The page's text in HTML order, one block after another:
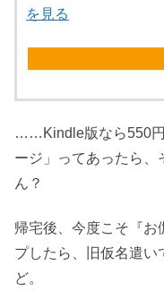
を見る
……Kindle版なら550円
ージ」ってあったら、
ん？
帰宅後、今度こそ『お
プしたら、旧仮名遣い
ど。